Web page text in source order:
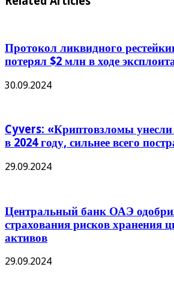
Протокол ликвидного
потерял $2 млн в ходе
30.09.2024
Cyvers: «Криптовзломы
в 2024 году, сильнее всего
29.09.2024
Центральный банк ОАЭ
страхования рисков хранения
активов
29.09.2024